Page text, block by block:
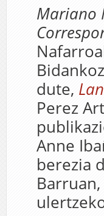
Mariano
dute,
Perez
Anne
berezia